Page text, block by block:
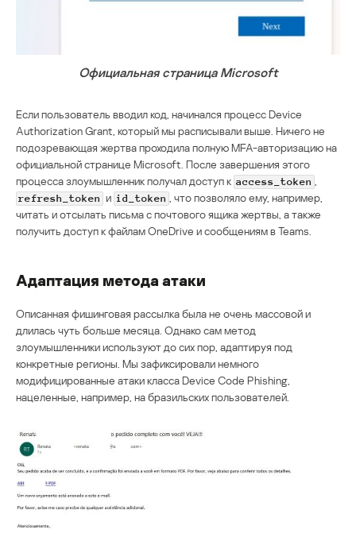
Официальная страница Microsoft
Если пользователь вводил код, начинался процесс Device
Authorization Grant, который мы расписывали выше. Ничего не
подозревающая жертва проходила полную MFA-авторизацию на
официальной странице Microsoft. После завершения этого
процесса злоумышленник получал доступ к access_token
refresh_token и id_token
, что позволяло ему, например,
читать и отсылать письма с почтового ящика жертвы, а также
получить доступ к файлам OneDrive и сообщениям в Teams.
Адаптация метода атаки
Описанная фишинговая рассылка была не очень массовой и
длилась чуть больше месяца. Однако сам метод
злоумышленники используют до сих пор, адаптируя под
конкретные регионы. Мы зафиксировали немного
модифицированные атаки класса Device Code Phishing,
нацеленные, например, на бразильских пользователей.